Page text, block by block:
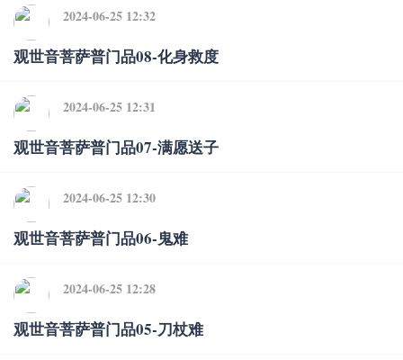
2024-06-25 12:32
观世音菩萨普门品08-化身救度
2024-06-25 12:31
观世音菩萨普门品07-满愿送子
2024-06-25 12:30
观世音菩萨普门品06-鬼难
2024-06-25 12:28
观世音菩萨普门品05-刀杖难